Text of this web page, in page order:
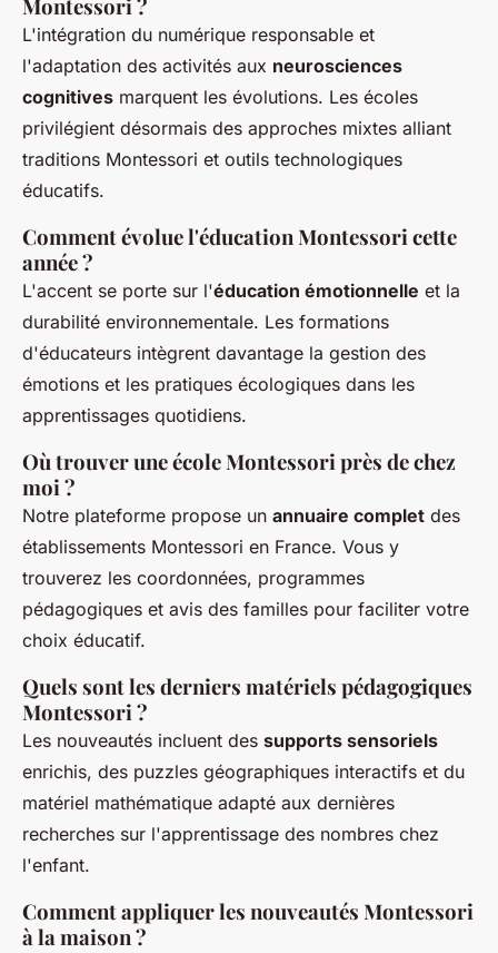
Montessori ?
L'intégration du numérique responsable et
l'adaptation des activités aux neurosciences
cognitives marquent les évolutions. Les écoles
privilégient désormais des approches mixtes alliant
traditions Montessori et outils technologiques
éducatifs.
Comment évolue l'éducation Montessori cette
année ?
L'accent se porte sur l'éducation émotionnelle et la
durabilité environnementale. Les formations
d'éducateurs intègrent davantage la gestion des
émotions et les pratiques écologiques dans les
apprentissages quotidiens.
Où trouver une école Montessori près de chez
moi ?
Notre plateforme propose un annuaire complet des
établissements Montessori en France. Vous y
trouverez les coordonnées, programmes
pédagogiques et avis des familles pour faciliter votre
choix éducatif.
Quels sont les derniers matériels pédagogiques
Montessori ?
Les nouveautés incluent des supports sensoriels
enrichis, des puzzles géographiques interactifs et du
matériel mathématique adapté aux dernières
recherches sur l'apprentissage des nombres chez
l'enfant.
Comment appliquer les nouveautés Montessori
à la maison ?